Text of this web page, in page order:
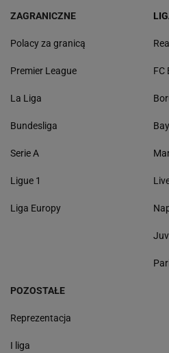
ZAGRANICZNE
Polacy za granicą
Premier League
La Liga
Bundesliga
Serie A
Ligue 1
Liga Europy
FC
POZOSTAŁE
Reprezentacja
I liga